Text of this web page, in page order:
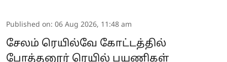
Published on: 06 Aug 2026, 11:48 am
சேலம் ரெயில்வே கோட்டத்தில்
போத்தனூர் ரெயில் பயணிகள்